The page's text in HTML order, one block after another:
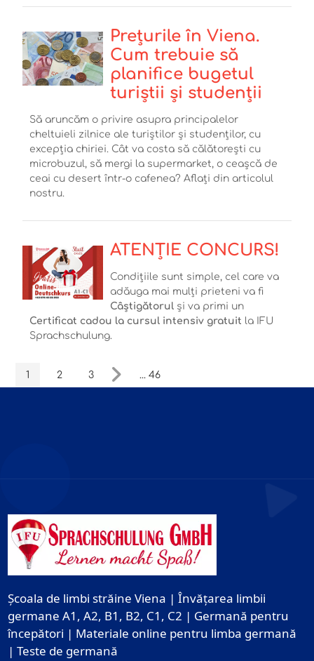
Prețurile în Viena.
Cum trebuie să
planifice bugetul
turiștii și studenții
Să aruncăm o privire asupra principalelor
cheltuieli zilnice ale turiștilor și studenților, cu
excepția chiriei. Cât va costa să călătorești сu
microbuzul, să mergi la supermarket, o ceașcă de
ceai cu desert într-o cafenea? Aflați din articolul
nostru.
ATENȚIE CONCURS!
Condițiile sunt simple, cel care va
adăuga mai mulți prieteni va fi
Câștigătorulși va primi un
Certificat cadou la cursul intensiv gratuit la IFU
Sprachschulung.
1 2 3 ... 46
Școala de limbi străine Viena | Învățarea limbii
germane A1, A2, B1, B2, C1, C2 | Germană pentru
începători | Materiale online pentru limba germană
| Teste de germană